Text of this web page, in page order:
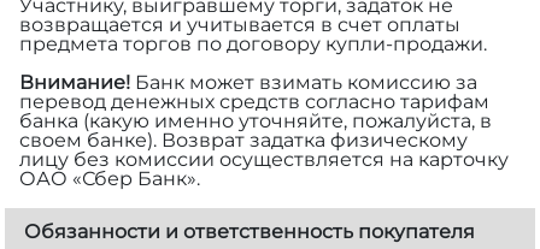
Участнику, выигравшему торги, задаток не
возвращается и учитывается в счет оплаты
предмета торгов по договору купли-продажи.
Внимание! Банк может взимать комиссию за
перевод денежных средств согласно тарифам
банка (какую именно уточняйте, пожалуйста, в
своем банке). Возврат задатка физическому
лицу без комиссии осуществляется на карточку
ОАО «Сбер Банк».
Обязанности и ответственность покупателя